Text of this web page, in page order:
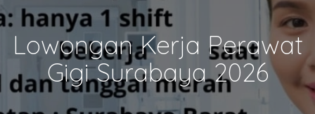
Lowongan Kerja Perawat
Gigi Surabaya 2026